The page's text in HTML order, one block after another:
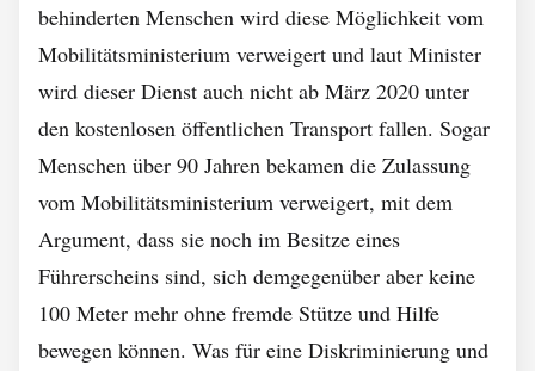
behinderten Menschen wird diese Möglichkeit vom
Mobilitätsministerium verweigert und laut Minister
wird dieser Dienst auch nicht ab März 2020 unter
den kostenlosen öffentlichen Transport fallen. Sogar
Menschen über 90 Jahren bekamen die Zulassung
vom Mobilitätsministerium verweigert, mit dem
Argument, dass sie noch im Besitze eines
Führerscheins sind, sich demgegenüber aber keine
100 Meter mehr ohne fremde Stütze und Hilfe
bewegen können. Was für eine Diskriminierung und